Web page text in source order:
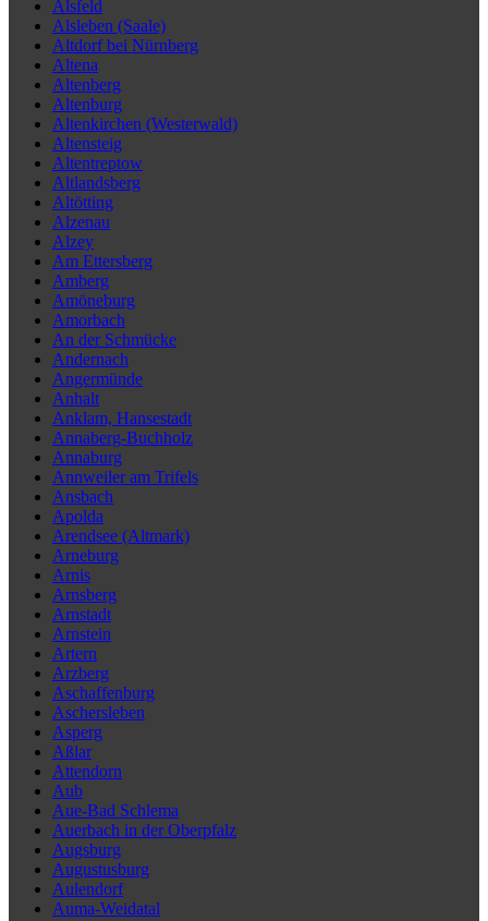
Alsfeld
Alsleben (Saale)
Altdorf bei Nürnberg
Altena
Altenberg
Altenburg
Altenkirchen (Westerwald)
Altensteig
Altentreptow
Altlandsberg
Altötting
Alzenau
Alzey
Am Ettersberg
Amberg
Amöneburg
Amorbach
An der Schmücke
Andernach
Angermünde
Anhalt
Anklam, Hansestadt
Annaberg-Buchholz
Annaburg
Annweiler am Trifels
Ansbach
Apolda
Arendsee (Altmark)
Arneburg
Arnis
Arnsberg
Arnstadt
Arnstein
Artern
Arzberg
Aschaffenburg
Aschersleben
Asperg
Aßlar
Attendorn
Aub
Aue-Bad Schlema
Auerbach in der Oberpfalz
Augsburg
Augustusburg
Aulendorf
Auma-Weidatal